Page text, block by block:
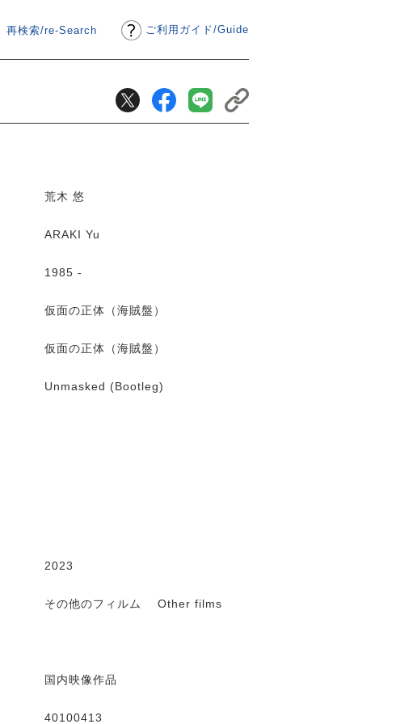
ご利用ガイド/Guide
再検索/re-Search
荒木 悠
ARAKI Yu
1985 -
仮面の正体（海賊盤）
仮面の正体（海賊盤）
Unmasked (Bootleg)
2023
その他のフィルム Other films
国内映像作品
40100413